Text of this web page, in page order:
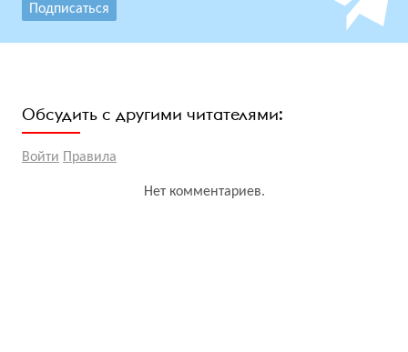
Подписаться
Обсудить с другими читателями:
Войти Правила
Нет комментариев.